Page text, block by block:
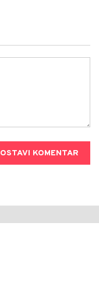
OSTAVI KOMENTAR